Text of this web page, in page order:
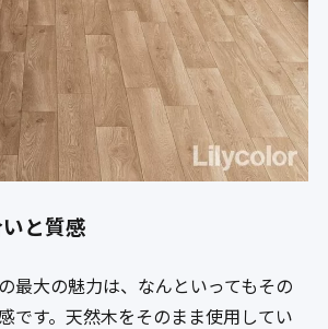
と質感
最大の魅力は、なんといってもその
です。天然木をそのまま使用してい